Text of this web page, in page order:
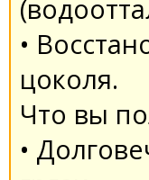
•
цоколя.
Что вы
•